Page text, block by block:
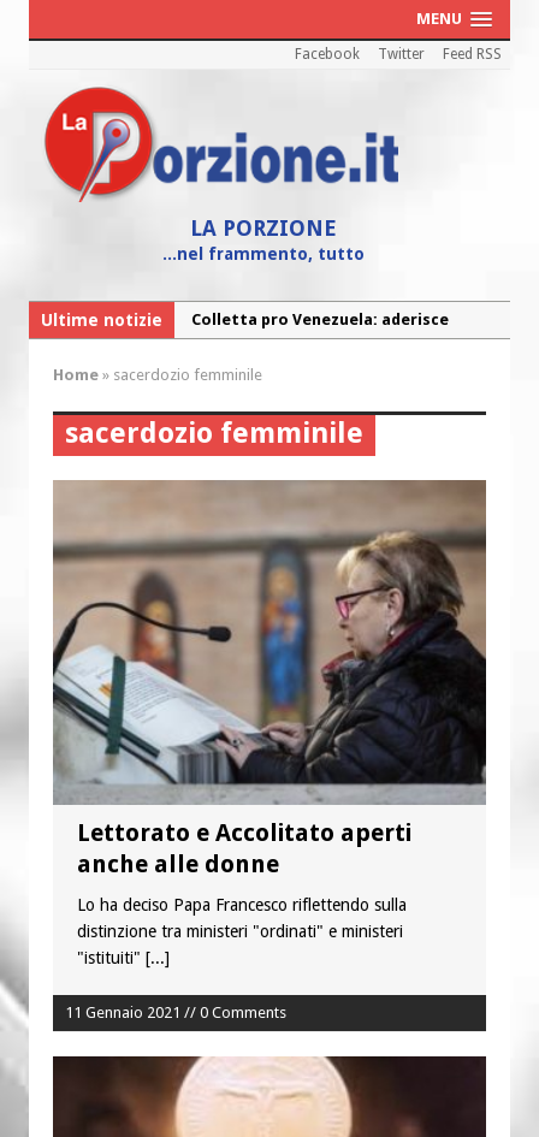
MENU
Facebook Twitter Feed RSS
LA PORZIONE
...nel frammento, tutto
Ultime notizie
Colletta pro Venezuela: aderisce
Fine vita: la Chiesa Cattolica inglese si
mobilita contro il suicidio assistito
Torna la festa della Madonnina a
Montesilvano: “Tanta la devozione”
Torna la festa di Sant’Andrea:
“Chiediamogli di legarci al bene”
“Chiediamo al Signore di capire ciò che
è buono, giusto e santo per la nostra
Home » sacerdozio femminile
sacerdozio femminile
Lettorato e Accolitato aperti
anche alle donne
Lo ha deciso Papa Francesco riflettendo sulla
distinzione tra ministeri "ordinati" e ministeri
"istituiti" [...]
11 Gennaio 2021 // 0 Comments